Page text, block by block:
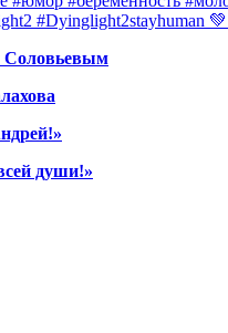
#Dyinglight2stayhuman
Соловьевым
души!»